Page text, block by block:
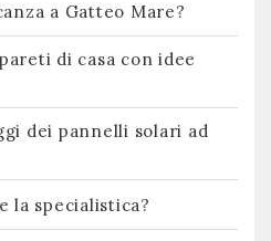
a Gatteo Mare?
di casa con idee
dei pannelli solari ad
la specialistica?